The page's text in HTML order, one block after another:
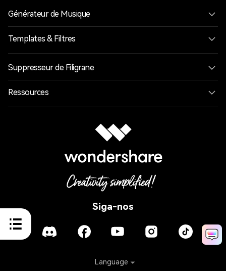
Siga-nos
Générateur de Musique
Templates & Filtres
Suppresseur de Filigrane
Ressources
Language